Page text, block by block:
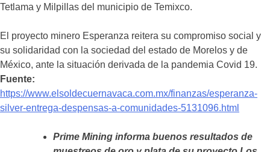
Tetlama y Milpillas del municipio de Temixco.
El proyecto minero Esperanza reitera su compromiso social y
su solidaridad con la sociedad del estado de Morelos y de
México, ante la situación derivada de la pandemia Covid 19.
Fuente:
https://www.elsoldecuernavaca.com.mx/finanzas/esperanza-
silver-entrega-despensas-a-comunidades-5131096.html
Prime Mining informa buenos resultados de